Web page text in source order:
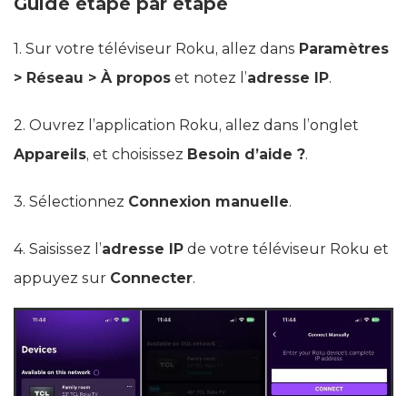
1. Sur votre téléviseur Roku, allez dans Paramètres
> Réseau > À propos et notez l’adresse IP.
2. Ouvrez l’application Roku, allez dans l’onglet
Appareils, et choisissez Besoin d’aide ?.
3. Sélectionnez Connexion manuelle.
4. Saisissez l’adresse IP de votre téléviseur Roku et
appuyez sur Connecter.